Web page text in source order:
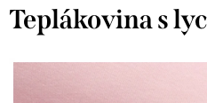
Teplákovina s